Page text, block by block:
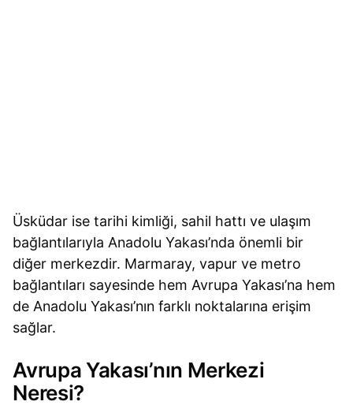
Üsküdar ise tarihi kimliği, sahil hattı ve ulaşım
bağlantılarıyla Anadolu Yakası’nda önemli bir
diğer merkezdir. Marmaray, vapur ve metro
bağlantıları sayesinde hem Avrupa Yakası’na hem
de Anadolu Yakası’nın farklı noktalarına erişim
sağlar.
Avrupa Yakası’nın Merkezi
Neresi?